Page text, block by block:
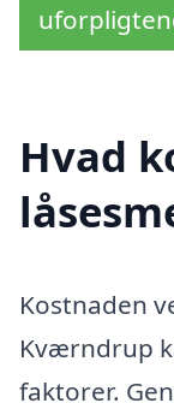
Hvad
Kostnaden
Kværndrup
faktorer.